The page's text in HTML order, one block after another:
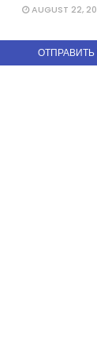
AUGUST 22,